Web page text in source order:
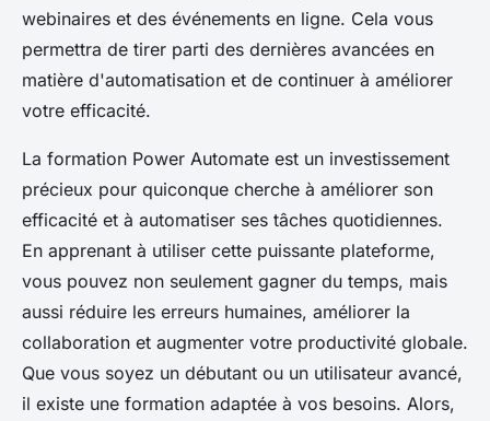
webinaires et des événements en ligne. Cela vous
permettra de tirer parti des dernières avancées en
matière d'automatisation et de continuer à améliorer
votre efficacité.
La formation Power Automate est un investissement
précieux pour quiconque cherche à améliorer son
efficacité et à automatiser ses tâches quotidiennes.
En apprenant à utiliser cette puissante plateforme,
vous pouvez non seulement gagner du temps, mais
aussi réduire les erreurs humaines, améliorer la
collaboration et augmenter votre productivité globale.
Que vous soyez un débutant ou un utilisateur avancé,
il existe une formation adaptée à vos besoins. Alors,